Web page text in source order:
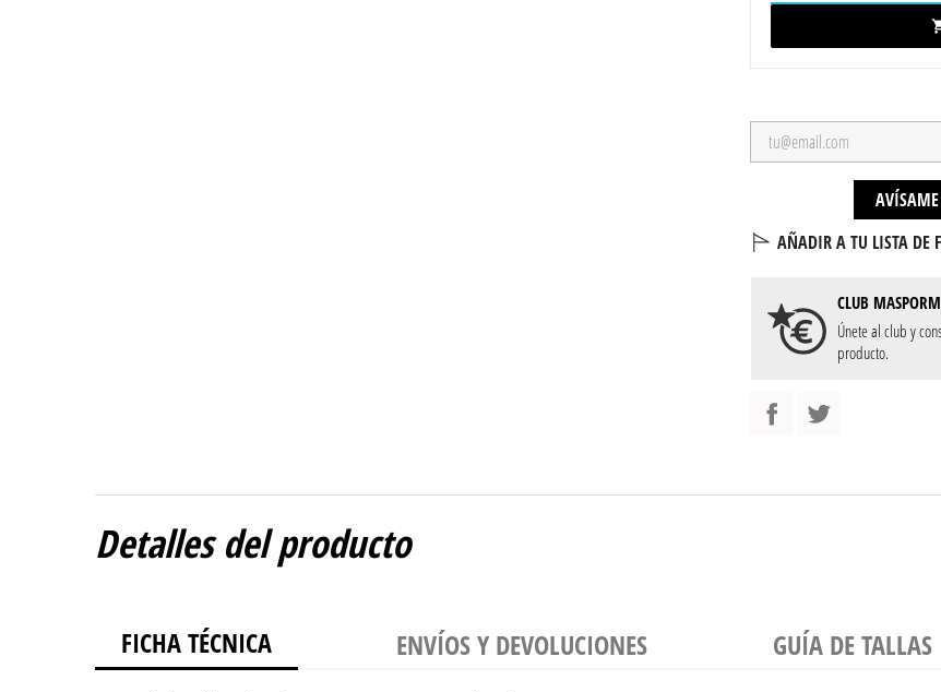
AÑADIR A TU LISTA DE
CLUB
Únete al club y
producto.
Detalles del producto
FICHA TÉCNICA ENVÍOS Y DEVOLUCIONES GUÍA DE TALLAS